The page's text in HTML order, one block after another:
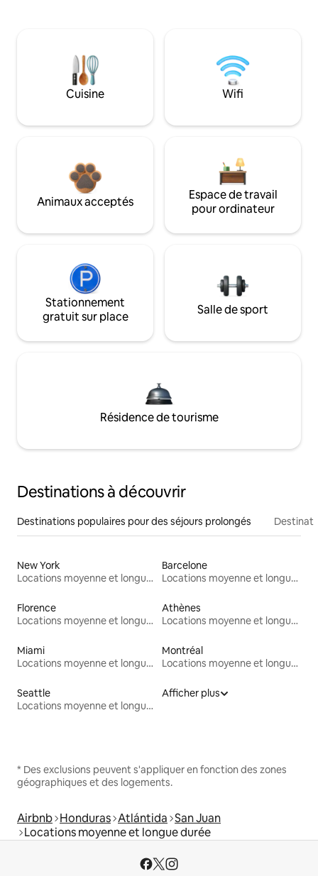
Cuisine Wifi
Animaux acceptés
Espace de travail
pour ordinateur
Stationnement
gratuit sur place
Salle de sport
Résidence de tourisme
Destinations à découvrir
Destinations populaires pour des séjours prolongés
New York
Locations moyenne et longue durée
Barcelone
Locations moyenne et longue durée
Florence
Locations moyenne et longue durée
Athènes
Locations moyenne et longue durée
Miami
Locations moyenne et longue durée
Montréal
Locations moyenne et longue durée
Seattle
Locations moyenne et longue durée
Afficher plus
* Des exclusions peuvent s'appliquer en fonction des zones
géographiques et des logements.
Airbnb Honduras Atlántida San Juan
Locations moyenne et longue durée